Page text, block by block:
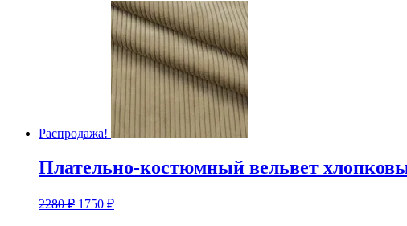
Распродажа!
Плательно-костюмный вельвет
2280₽ 1750 ₽